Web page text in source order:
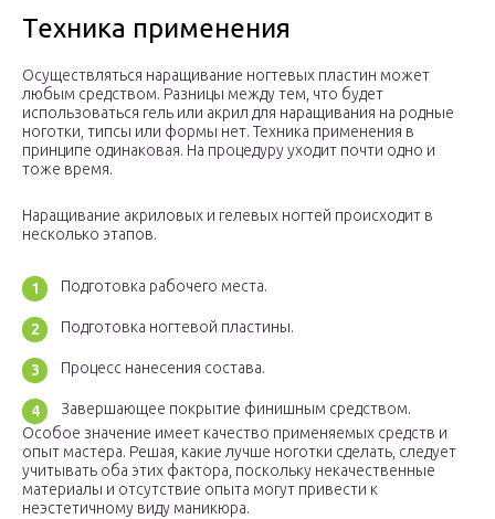
Техника применения
Осуществляться наращивание ногтевых пластин может
любым средством. Разницы между тем, что будет
использоваться гель или акрил для наращивания на родные
ноготки, типсы или формы нет. Техника применения в
принципе одинаковая. На процедуру уходит почти одно и
тоже время.
Наращивание акриловых и гелевых ногтей происходит в
несколько этапов.
Подготовка рабочего места.
Подготовка ногтевой пластины.
Процесс нанесения состава.
Завершающее покрытие финишным средством.
Особое значение имеет качество применяемых средств и
опыт мастера. Решая, какие лучше ноготки сделать, следует
учитывать оба этих фактора, поскольку некачественные
материалы и отсутствие опыта могут привести к
неэстетичному виду маникюра.